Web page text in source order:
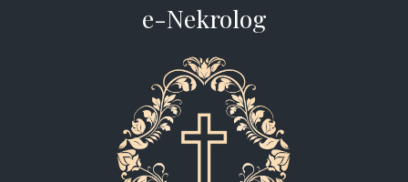
e-Nekrolog